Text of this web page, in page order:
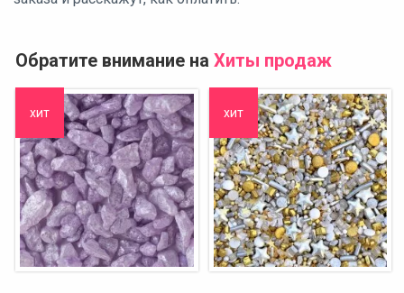
Обратите внимание на Хиты продаж
хит хит